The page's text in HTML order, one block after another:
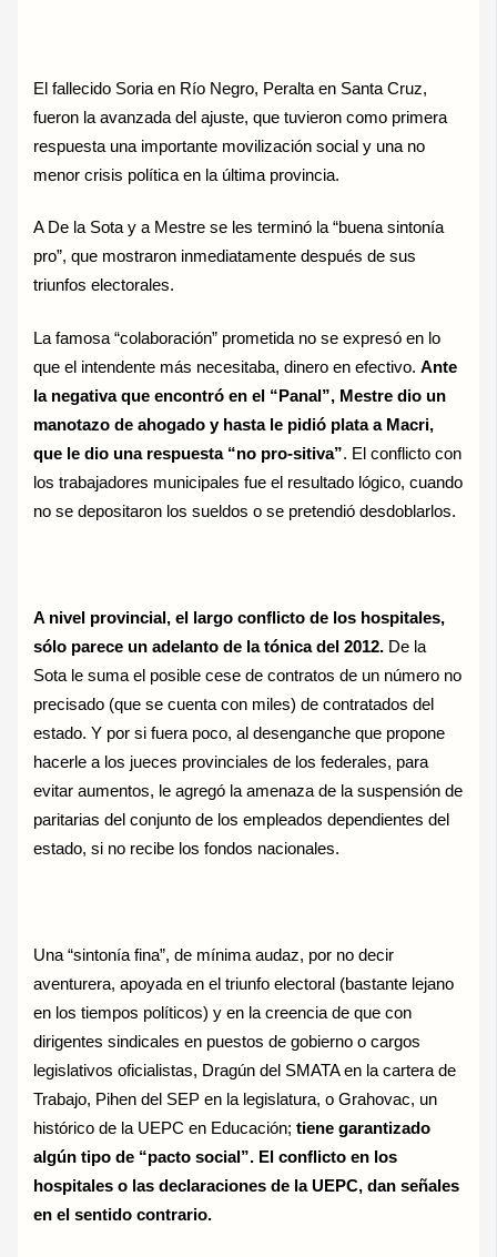
El fallecido Soria en Río Negro, Peralta en Santa Cruz,
fueron la avanzada del ajuste, que tuvieron como primera
respuesta una importante movilización social y una no
menor crisis política en la última provincia.
A De la Sota y a Mestre se les terminó la “buena sintonía
pro”, que mostraron inmediatamente después de sus
triunfos electorales.
La famosa “colaboración” prometida no se expresó en lo
que el intendente más necesitaba, dinero en efectivo.Ante
la negativa que encontró en el “Panal”, Mestre dio un
manotazo de ahogado y hasta le pidió plata a Macri,
que le dio una respuesta “no pro-sitiva”. El conflicto con
los trabajadores municipales fue el resultado lógico, cuando
no se depositaron los sueldos o se pretendió desdoblarlos.
A nivel provincial, el largo conflicto de los hospitales,
sólo parece un adelanto de la tónica del 2012. De la
Sota le suma el posible cese de contratos de un número no
precisado (que se cuenta con miles) de contratados del
estado. Y por si fuera poco, al desenganche que propone
hacerle a los jueces provinciales de los federales, para
evitar aumentos, le agregó la amenaza de la suspensión de
paritarias del conjunto de los empleados dependientes del
estado, si no recibe los fondos nacionales.
Una “sintonía fina”, de mínima audaz, por no decir
aventurera, apoyada en el triunfo electoral (bastante lejano
en los tiempos políticos) y en la creencia de que con
dirigentes sindicales en puestos de gobierno o cargos
legislativos oficialistas, Dragún del SMATA en la cartera de
Trabajo, Pihen del SEP en la legislatura, o Grahovac, un
histórico de la UEPC en Educación;tiene garantizado
algún tipo de “pacto social”. El conflicto en los
hospitales o las declaraciones de la UEPC, dan señales
en el sentido contrario.